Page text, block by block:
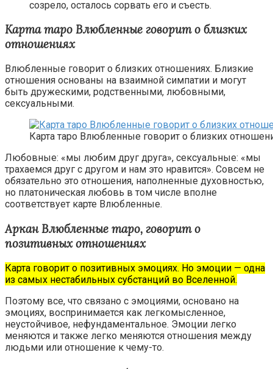
созрело, осталось сорвать его и съесть.
Карта таро Влюбленные говорит о близких
отношениях
Влюбленные говорит о близких отношениях. Близкие
отношения основаны на взаимной симпатии и могут
быть дружескими, родственными, любовными,
сексуальными.
Карта таро Влюбленные говорит о близких
Любовные: «мы любим друг друга», сексуальные: «мы
трахаемся друг с другом и нам это нравится». Совсем не
обязательно это отношения, наполненные духовностью,
но платоническая любовь в том числе вполне
соответствует карте Влюбленные.
Аркан Влюбленные таро, говорит о
позитивных отношениях
Карта говорит о позитивных эмоциях. Но эмоции — одна
из самых нестабильных субстанций во Вселенной.
Поэтому все, что связано с эмоциями, основано на
эмоциях, воспринимается как легкомысленное,
неустойчивое, нефундаментальное. Эмоции легко
меняются и также легко меняются отношения между
людьми или отношение к чему-то.